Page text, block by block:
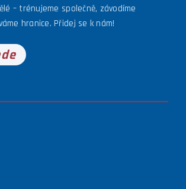
– trénujeme společně, závodíme
hranice. Přidej se k nám!